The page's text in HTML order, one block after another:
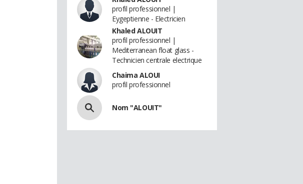
profil professionnel |
Eygeptienne - Electricien
Khaled ALOUIT
profil professionnel |
Mediterranean float glass -
Technicien centrale electrique
Chaima ALOUI
profil professionnel
Nom "ALOUIT"